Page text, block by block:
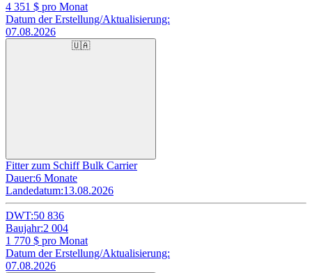
4 351 $ pro Monat
Datum der Erstellung/Aktualisierung:
07.08.2026
🇺🇦
Fitter zum Schiff Bulk Carrier
Dauer:6 Monate
Landedatum:13.08.2026
DWT:50 836
Baujahr:2 004
1 770 $ pro Monat
Datum der Erstellung/Aktualisierung:
07.08.2026